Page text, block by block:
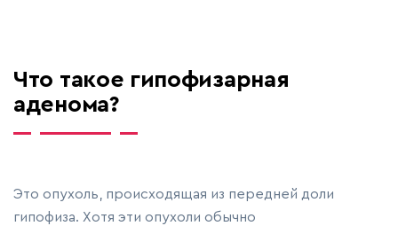
Что такое гипофизарная
аденома?
Это опухоль, происходящая из передней доли
гипофиза. Хотя эти опухоли обычно